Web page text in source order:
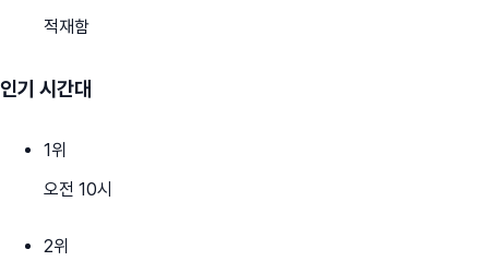
적재함
인기 시간대
1위
오전 10시
2위